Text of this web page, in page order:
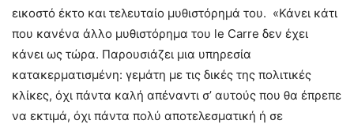
εικοστό έκτο και τελευταίο μυθιστόρημά του. «Κάνει κάτι
που κανένα άλλο μυθιστόρημα του le Carre δεν έχει
κάνει ως τώρα. Παρουσιάζει μια υπηρεσία
κατακερματισμένη: γεμάτη με τις δικές της πολιτικές
κλίκες, όχι πάντα καλή απέναντι σ’ αυτούς που θα έπρεπε
να εκτιμά, όχι πάντα πολύ αποτελεσματική ή σε